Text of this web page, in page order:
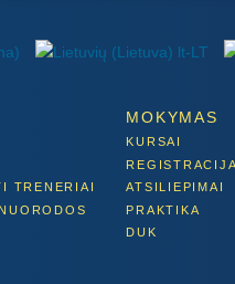
TRENERIAI
MOKYMAS
KURSAI
REGISTRACIJA
ATSILIEPIMAI
PRAKTIKA
DUK